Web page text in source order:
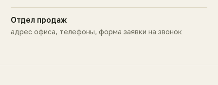
Отдел продаж
адрес офиса, телефоны, форма заявки на звонок